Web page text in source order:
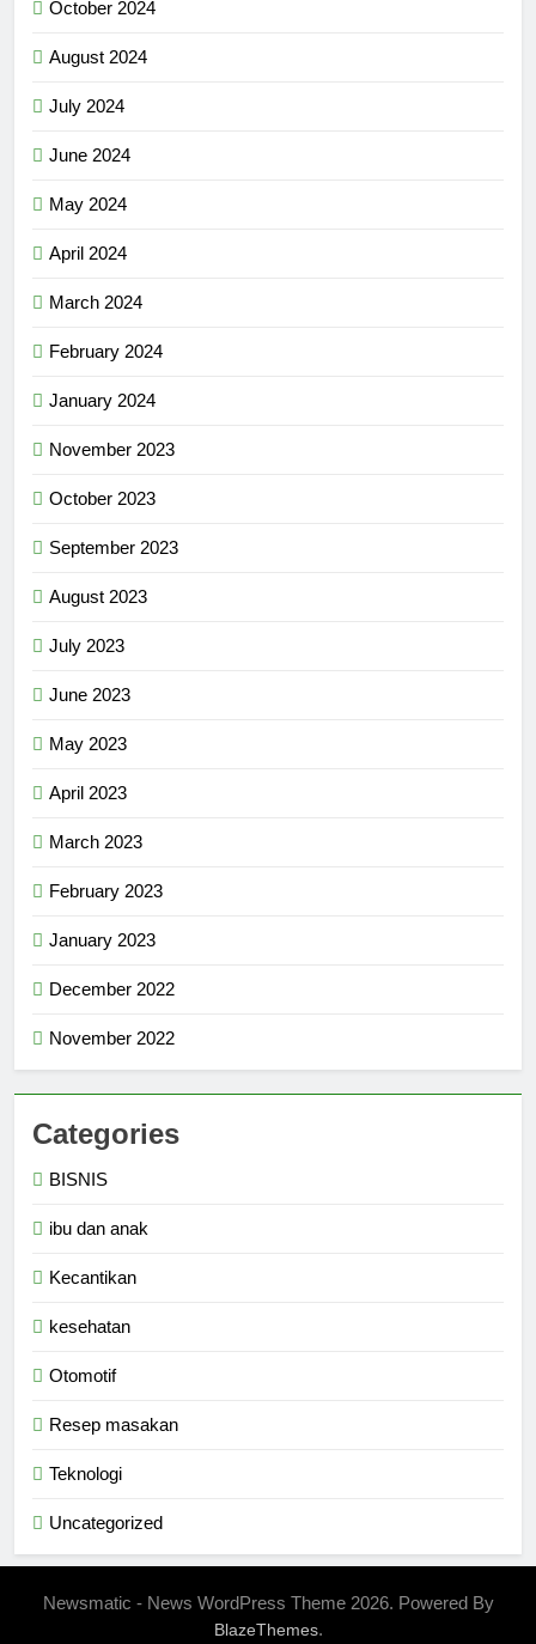
October 2024
August 2024
July 2024
June 2024
May 2024
April 2024
March 2024
February 2024
January 2024
November 2023
October 2023
September 2023
August 2023
July 2023
June 2023
May 2023
April 2023
March 2023
February 2023
January 2023
December 2022
November 2022
Categories
BISNIS
ibu dan anak
Kecantikan
kesehatan
Otomotif
Resep masakan
Teknologi
Uncategorized
Newsmatic - News WordPress Theme 2026. Powered By
BlazeThemes.